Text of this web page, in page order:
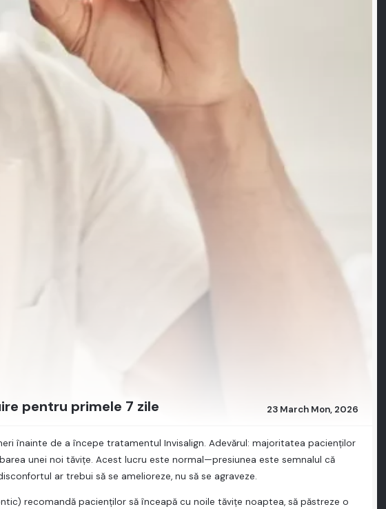
pentru primele 7 zile 23 March Mon, 2026
înainte de a începe tratamentul Invisalign. Adevărul: majoritatea pacienților
unei noi tăvițe. Acest lucru este normal—presiunea este semnalul că
ar trebui să se amelioreze, nu să se agraveze.
recomandă pacienților să înceapă cu noile tăvițe noaptea, să păstreze o